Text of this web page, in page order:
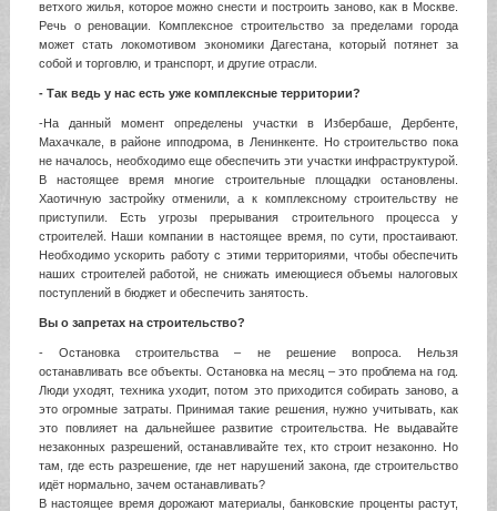
ветхого жилья, которое можно снести и построить заново, как в Москве.
Речь о реновации. Комплексное строительство за пределами города
может стать локомотивом экономики Дагестана, который потянет за
собой и торговлю, и транспорт, и другие отрасли.
- Так ведь у нас есть уже комплексные территории?
-На данный момент определены участки в Избербаше, Дербенте,
Махачкале, в районе ипподрома, в Ленинкенте. Но строительство пока
не началось, необходимо еще обеспечить эти участки инфраструктурой.
В настоящее время многие строительные площадки остановлены.
Хаотичную застройку отменили, а к комплексному строительству не
приступили. Есть угрозы прерывания строительного процесса у
строителей. Наши компании в настоящее время, по сути, простаивают.
Необходимо ускорить работу с этими территориями, чтобы обеспечить
наших строителей работой, не снижать имеющиеся объемы налоговых
поступлений в бюджет и обеспечить занятость.
Вы о запретах на строительство?
- Остановка строительства – не решение вопроса. Нельзя
останавливать все объекты. Остановка на месяц – это проблема на год.
Люди уходят, техника уходит, потом это приходится собирать заново, а
это огромные затраты. Принимая такие решения, нужно учитывать, как
это повлияет на дальнейшее развитие строительства. Не выдавайте
незаконных разрешений, останавливайте тех, кто строит незаконно. Но
там, где есть разрешение, где нет нарушений закона, где строительство
идёт нормально, зачем останавливать?
В настоящее время дорожают материалы, банковские проценты растут,